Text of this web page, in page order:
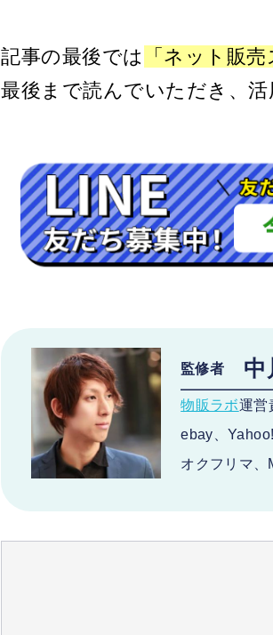
記事の最後では 「ネット販
最後まで読んでいただき、活
監修者 中
物販ラボ運営
ebay、
オクフリマ